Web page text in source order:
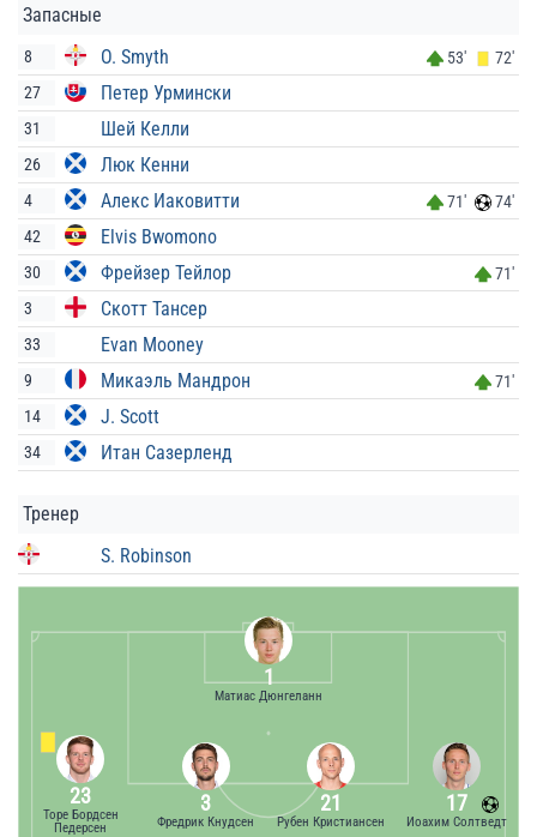
Запасные
8 O. Smyth 53'
72'
27
Петер Урмински
31 Шей Келли
26 Люк Кенни
4 Алекс Иаковитти 71'
74'
42
Elvis Bwomono
30 Фрейзер Тейлор
71'
3
Скотт Тансер
33 Evan Mooney
9 Микаэль Мандрон
71'
14
J. Scott
34 Итан Сазерленд
Тренер
S. Robinson
1
Матиас Дюнгеланн
17
Иоахим Солтведт
21
Рубен Кристиансен
3
Фредрик Кнудсен
23
Торе Бордсен
Педерсен